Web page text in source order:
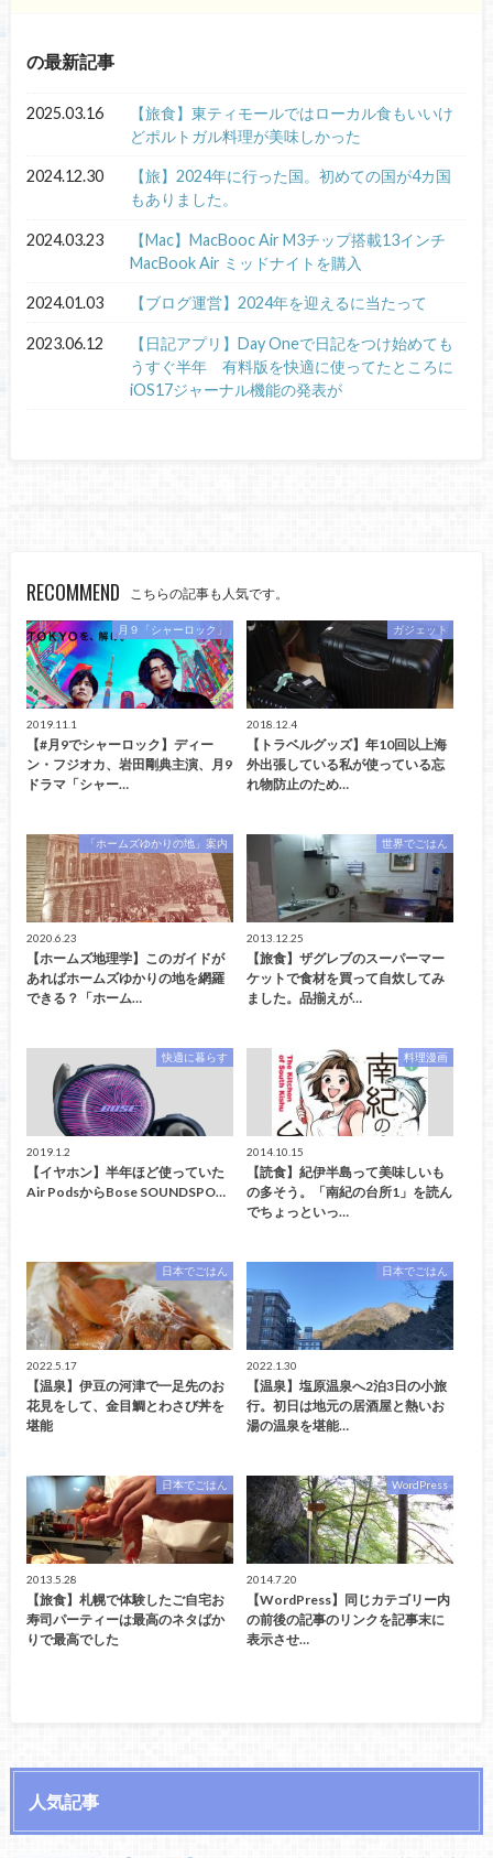
の最新記事
2025.03.16
【旅食】東ティモールではローカル食もいいけ
どポルトガル料理が美味しかった
2024.12.30
【旅】2024年に行った国。初めての国が4カ国
もありました。
2024.03.23
【Mac】MacBooc Air M3チップ搭載13インチ
MacBook Air ミッドナイトを購入
2024.01.03 【ブログ運営】2024年を迎えるに当たって
2023.06.12
【日記アプリ】Day Oneで日記をつけ始めても
うすぐ半年 有料版を快適に使ってたところに
iOS17ジャーナル機能の発表が
RECOMMEND こちらの記事も人気です。
月９「シャーロック」
2019.11.1
【#月9でシャーロック】ディー
ン・フジオカ、岩田剛典主演、月9
ドラマ「シャー…
ガジェット
2018.12.4
【トラベルグッズ】年10回以上海
外出張している私が使っている忘
れ物防止のため…
「ホームズゆかりの地」案内
2020.6.23
【ホームズ地理学】このガイドが
あればホームズゆかりの地を網羅
できる？「ホーム…
世界でごはん
2013.12.25
【旅食】ザグレブのスーパーマー
ケットで食材を買って自炊してみ
ました。品揃えが…
快適に暮らす
2019.1.2
【イヤホン】半年ほど使っていた
Air PodsからBose SOUNDSPO…
料理漫画
2014.10.15
【読食】紀伊半島って美味しいも
の多そう。「南紀の台所1」を読ん
でちょっといっ…
日本でごはん
2022.5.17
【温泉】伊豆の河津で一足先のお
花見をして、金目鯛とわさび丼を
堪能
日本でごはん
2022.1.30
【温泉】塩原温泉へ2泊3日の小旅
行。初日は地元の居酒屋と熱いお
湯の温泉を堪能…
日本でごはん
2013.5.28
【旅食】札幌で体験したご自宅お
寿司パーティーは最高のネタばか
りで最高でした
WordPress
2014.7.20
【WordPress】同じカテゴリー内
の前後の記事のリンクを記事末に
表示させ…
人気記事